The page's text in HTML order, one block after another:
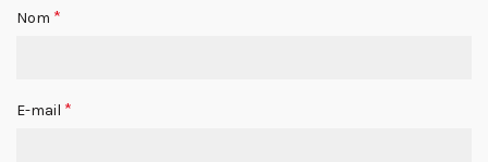
Nom *
E-mail *